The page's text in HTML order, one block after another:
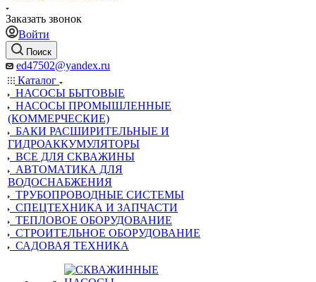
Заказать звонок
Войти
Поиск
ed47502@yandex.ru
Каталог
НАСОСЫ БЫТОВЫЕ
НАСОСЫ ПРОМЫШЛЕННЫЕ
(КОММЕРЧЕСКИЕ)
БАКИ РАСШИРИТЕЛЬНЫЕ И
ГИДРОАККУМУЛЯТОРЫ
ВСЕ ДЛЯ СКВАЖИНЫ
АВТОМАТИКА ДЛЯ
ВОДОСНАБЖЕНИЯ
ТРУБОПРОВОДНЫЕ СИСТЕМЫ
СПЕЦТЕХНИКА И ЗАПЧАСТИ
ТЕПЛОВОЕ ОБОРУДОВАНИЕ
СТРОИТЕЛЬНОЕ ОБОРУДОВАНИЕ
САДОВАЯ ТЕХНИКА